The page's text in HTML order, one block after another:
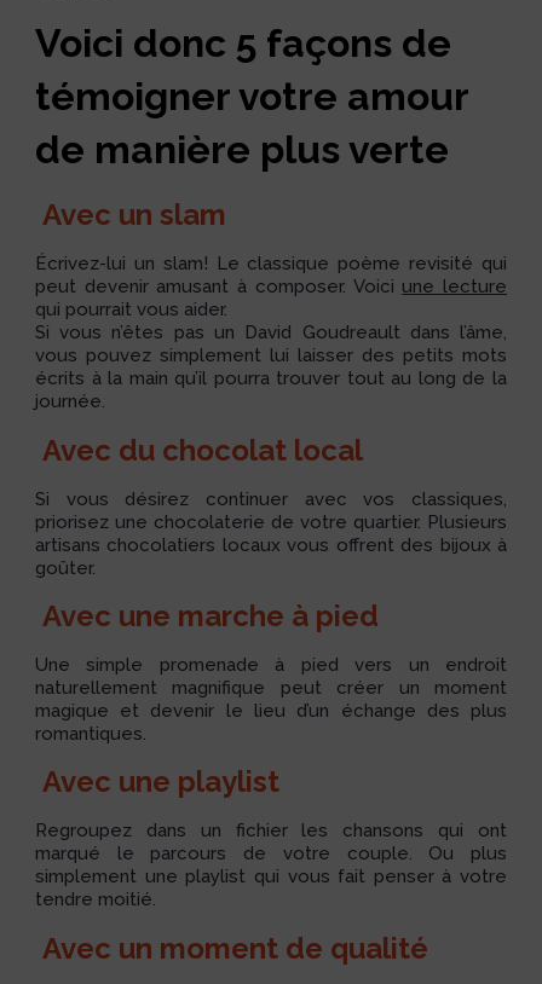
Voici donc 5 façons de
témoigner votre amour
de manière plus verte
Avec un slam
Écrivez-lui un slam! Le classique poème revisité qui
peut devenir amusant à composer. Voici une lecture
qui pourrait vous aider.
Si vous n’êtes pas un David Goudreault dans l’âme,
vous pouvez simplement lui laisser des petits mots
écrits à la main qu’il pourra trouver tout au long de la
journée.
Avec du chocolat local
Si vous désirez continuer avec vos classiques,
priorisez une chocolaterie de votre quartier. Plusieurs
artisans chocolatiers locaux vous offrent des bijoux à
goûter.
Avec une marche à pied
Une simple promenade à pied vers un endroit
naturellement magnifique peut créer un moment
magique et devenir le lieu d’un échange des plus
romantiques.
Avec une playlist
Regroupez dans un fichier les chansons qui ont
marqué le parcours de votre couple. Ou plus
simplement une playlist qui vous fait penser à votre
tendre moitié.
Avec un moment de qualité